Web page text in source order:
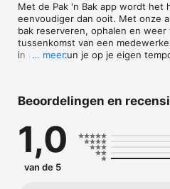
Met de Pak 'n Bak app wordt het
eenvoudiger dan ooit. Met onze
bak reserveren, ophalen en
tussenkomst van een
in de app kun je op je eigen
1: Reserveer via onze website of
2: Download de app op je
3: Verifieer je rijbewijs in de app
4: Haal je bak op bij de to-go
app.
… meer
Beoordelingen en
1,0
van de 5